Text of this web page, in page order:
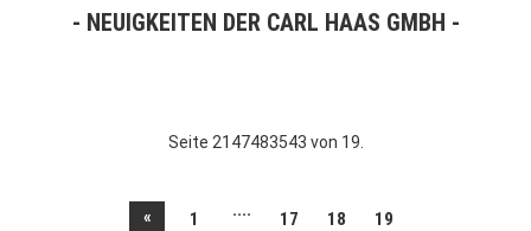
NEUIGKEITEN DER CARL HAAS GMBH
Seite 2147483543 von 19.
« 1 .... 17 18 19